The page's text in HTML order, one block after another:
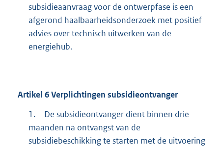
subsidieaanvraag voor de ontwerpfase is een
afgerond haalbaarheidsonderzoek met positief
advies over technisch uitwerken van de
energiehub.
Artikel 6Verplichtingen subsidieontvanger
1.
De subsidieontvanger dient binnen drie
maanden na ontvangst van de
subsidiebeschikking te starten met de uitvoering